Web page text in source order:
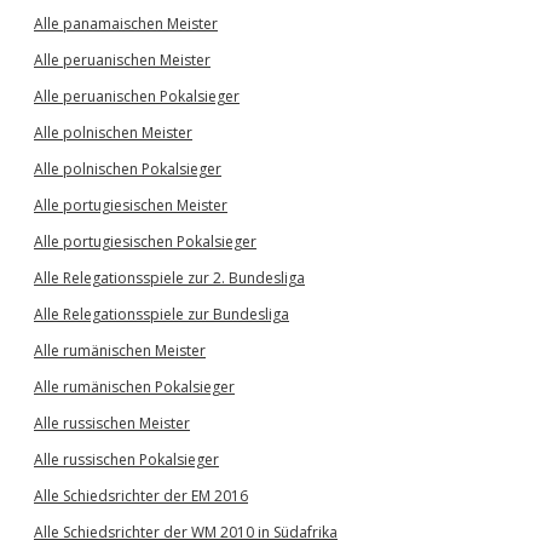
Alle panamaischen Meister
Alle peruanischen Meister
Alle peruanischen Pokalsieger
Alle polnischen Meister
Alle polnischen Pokalsieger
Alle portugiesischen Meister
Alle portugiesischen Pokalsieger
Alle Relegationsspiele zur 2. Bundesliga
Alle Relegationsspiele zur Bundesliga
Alle rumänischen Meister
Alle rumänischen Pokalsieger
Alle russischen Meister
Alle russischen Pokalsieger
Alle Schiedsrichter der EM 2016
Alle Schiedsrichter der WM 2010 in Südafrika